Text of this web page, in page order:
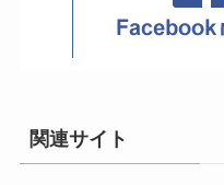
関連サイト